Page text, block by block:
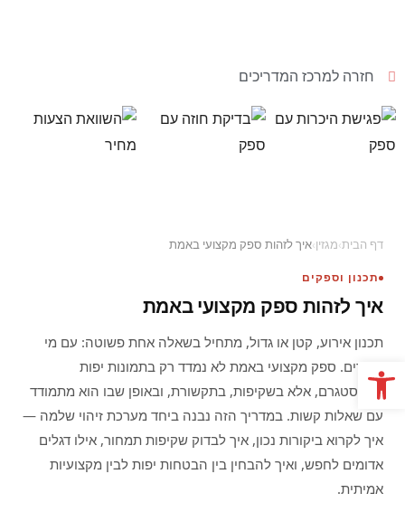
חזרה למרכז המדריכים
דף הבית›מגזין›איך לזהות ספק מקצועי באמת
תכנון וספקים
איך לזהות ספק מקצועי באמת
תכנון אירוע, קטן או גדול, מתחיל בשאלה אחת פשוטה: עם מי
עובדים. ספק מקצועי באמת לא נמדד רק בתמונות יפות
באינסטגרם, אלא בשקיפות, בתקשורת, ובאופן שבו הוא מתמודד
עם שאלות קשות. במדריך הזה נבנה ביחד מערכת זיהוי שלמה —
איך לקרוא ביקורות נכון, איך לבדוק שקיפות תמחור, אילו דגלים
אדומים לחפש, ואיך להבחין בין הבטחות יפות לבין מקצועיות
אמיתית.
פתח סרגל נגישות